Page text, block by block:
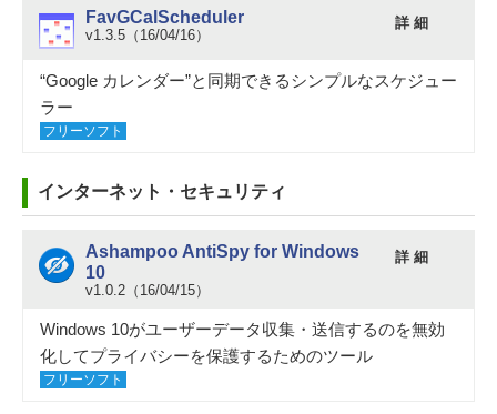
FavGCalScheduler
v1.3.5（16/04/16）
詳 細
“Google カレンダー”と同期できるシンプルなスケジュー
ラー
フリーソフト
インターネット・セキュリティ
Ashampoo AntiSpy for Windows
10
v1.0.2（16/04/15）
詳 細
Windows 10がユーザーデータ収集・送信するのを無効
化してプライバシーを保護するためのツール
フリーソフト